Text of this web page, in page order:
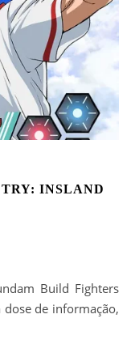
INSLAND
Build Fighters
dose de informação,